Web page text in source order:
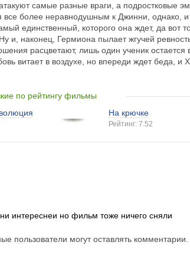
самые разные враги, а подростковые
все более неравнодушным к Джинни, однако,
единственный, которого она ждет, да
и, наконец, Гермиона пылает жгучей
расцветают, лишь один ученик
витает в воздухе, но впереди ждет беда, и
по рейтингу фильмы
На крючке
Рейтинг: 7.52
интереснеи но фильм тоже ничего сняли
пользователи могут оставлять комментарии.